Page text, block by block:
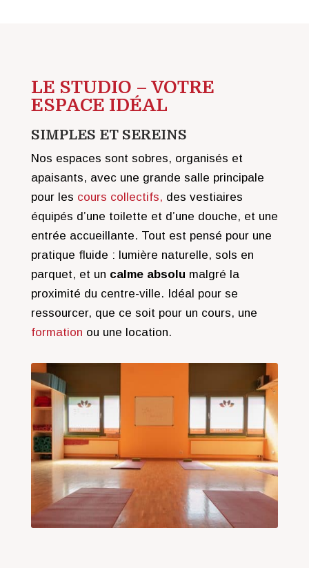
LE STUDIO – VOTRE
ESPACE IDÉAL
SIMPLES ET SEREINS
Nos espaces sont sobres, organisés et
apaisants, avec une grande salle principale
pour les cours collectifs, des vestiaires
équipés d’une toilette et d’une douche, et une
entrée accueillante. Tout est pensé pour une
pratique fluide : lumière naturelle, sols en
parquet, et un calme absolu malgré la
proximité du centre-ville. Idéal pour se
ressourcer, que ce soit pour un cours, une
formation ou une location.